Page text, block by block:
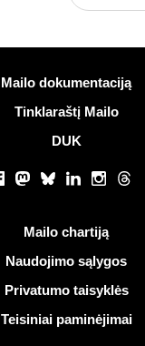
Mailo dokumentaciją
Tinklaraštį Mailo
DUK
Mastodon
BlueskyLinkedIn
Mailo chartiją
Naudojimo sąlygos
Privatumo taisyklės
Teisiniai paminėjimai